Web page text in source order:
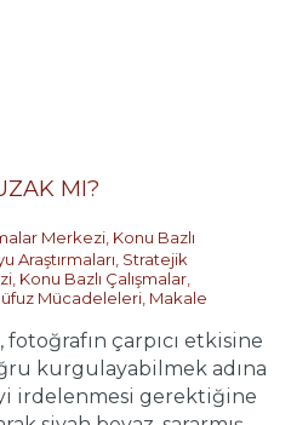
MI?
Merkezi, Konu Bazlı
Araştırmaları, Stratejik
, Konu Bazlı Çalışmalar,
Mücadeleleri, Makale
fotoğrafın çarpıcı etkisine
kurgulayabilmek adına
irdelenmesi gerektiğine